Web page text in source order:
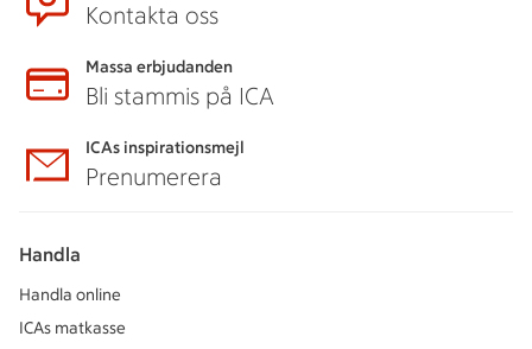
Kontakta oss
Massa erbjudanden
Bli stammis på ICA
ICAs inspirationsmejl
Prenumerera
Handla
Handla online
ICAs matkasse